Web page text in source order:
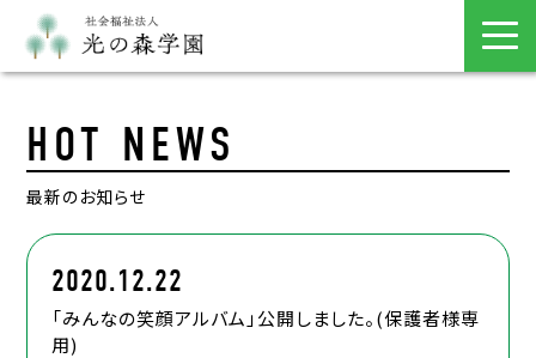
HOT NEWS
最新のお知らせ
2020.12.22
「みんなの笑顔アルバム」公開しました。(保護者様専
用)